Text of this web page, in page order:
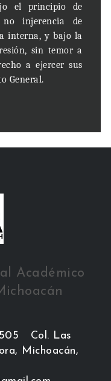
el principio de
injerencia de
interna, y bajo la
sin temor a
a ejercer sus
General.
Académico
Col. Las
Michoacán,